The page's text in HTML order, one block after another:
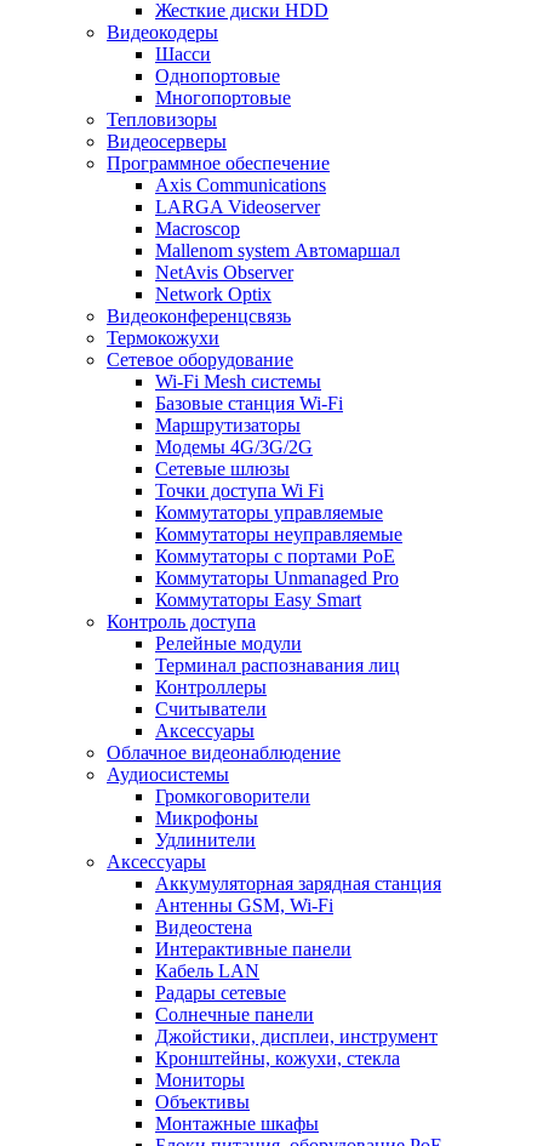
Жесткие диски HDD
Видеокодеры
Шасси
Однопортовые
Многопортовые
Тепловизоры
Видеосерверы
Программное обеспечение
Axis Communications
LARGA Videoserver
Macroscop
Mallenom system Автомаршал
NetAvis Observer
Network Optix
Видеоконференцсвязь
Термокожухи
Сетевое оборудование
Wi-Fi Mesh системы
Базовые станция Wi-Fi
Маршрутизаторы
Модемы 4G/3G/2G
Сетевые шлюзы
Точки доступа Wi Fi
Коммутаторы управляемые
Коммутаторы неуправляемые
Коммутаторы с портами PoE
Коммутаторы Unmanaged Pro
Коммутаторы Easy Smart
Контроль доступа
Релейные модули
Терминал распознавания лиц
Контроллеры
Считыватели
Аксессуары
Облачное видеонаблюдение
Аудиосистемы
Громкоговорители
Микрофоны
Удлинители
Аксессуары
Аккумуляторная зарядная станция
Антенны GSM, Wi-Fi
Видеостена
Интерактивные панели
Кабель LAN
Радары сетевые
Солнечные панели
Джойстики, дисплеи, инструмент
Кронштейны, кожухи, стекла
Мониторы
Объективы
Монтажные шкафы